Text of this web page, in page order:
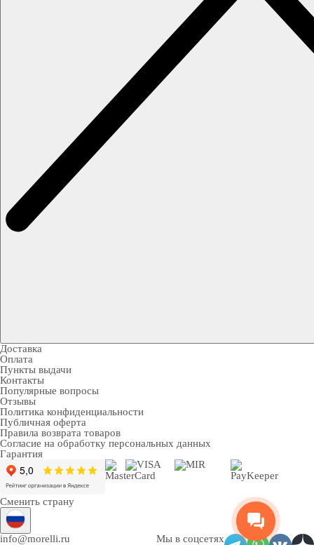
Доставка
Оплата
Пункты выдачи
Контакты
Популярные вопросы
Отзывы
Политика конфиденциальности
Публичная оферта
Правила возврата товаров
Согласие на обработку персональных данных
Гарантия
Сменить страну
info@morelli.ru
Мы в соцсетях